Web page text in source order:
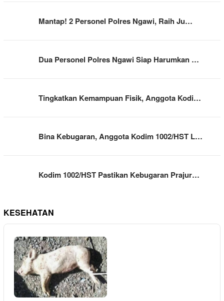
Mantap! 2 Personel Polres Ngawi, Raih Ju…
Dua Personel Polres Ngawi Siap Harumkan …
Tingkatkan Kemampuan Fisik, Anggota Kodi…
Bina Kebugaran, Anggota Kodim 1002/HST L…
Kodim 1002/HST Pastikan Kebugaran Prajur…
KESEHATAN